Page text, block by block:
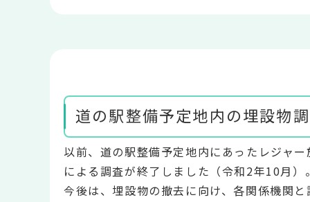
道の駅整備予定地内の埋設物
以前、道の駅整備予定地内にあったレジャ
による調査が終了しました（令和2年10月）。
今後は、埋設物の撤去に向け、各関係機関と